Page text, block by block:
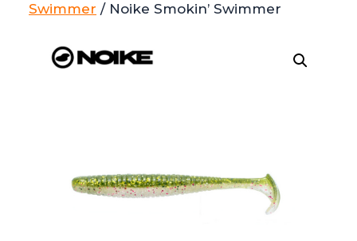
Swimmer / Noike Smokin’ Swimmer